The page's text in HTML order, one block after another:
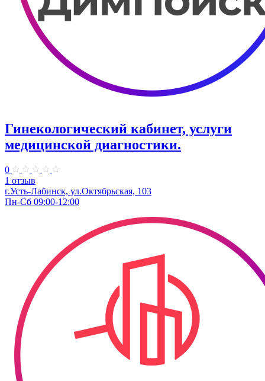
Гинекологический кабинет, услуги
медицинской диагностики.
0
1 отзыв
г.Усть-Лабинск, ул.Октябрьская, 103​
Пн-Сб 09:00-12:00